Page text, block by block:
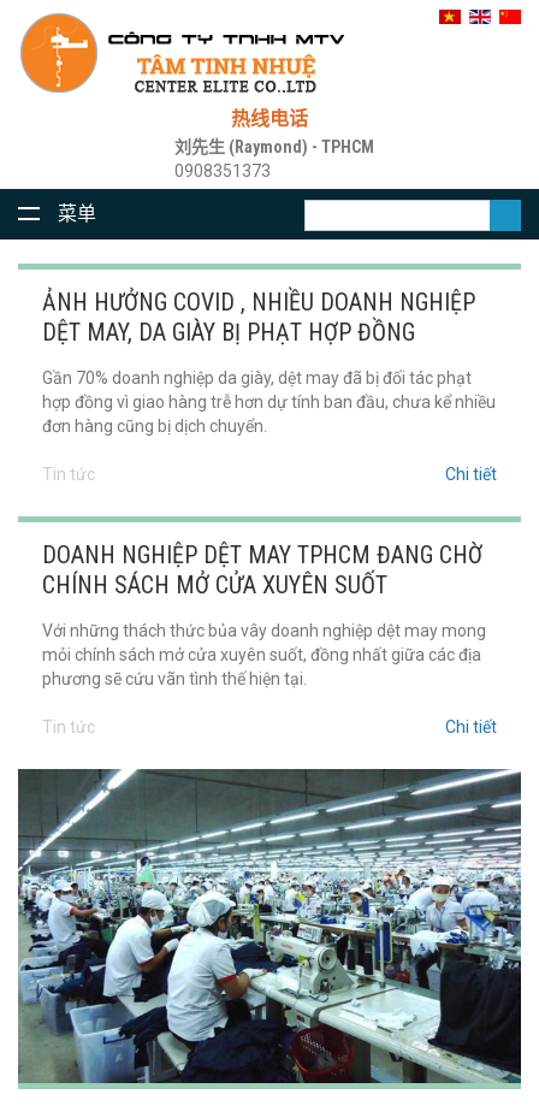
热线电话
刘先生 (Raymond) - TPHCM
0908351373
菜单
ẢNH HƯỞNG COVID , NHIỀU DOANH NGHIỆP
DỆT MAY, DA GIÀY BỊ PHẠT HỢP ĐỒNG
Gần 70% doanh nghiệp da giày, dệt may đã bị đối tác phạt
hợp đồng vì giao hàng trễ hơn dự tính ban đầu, chưa kể nhiều
đơn hàng cũng bị dịch chuyển.
Tin tức Chi tiết
DOANH NGHIỆP DỆT MAY TPHCM ĐANG CHỜ
CHÍNH SÁCH MỞ CỬA XUYÊN SUỐT
Với những thách thức bủa vây doanh nghiệp dệt may mong
mỏi chính sách mở cửa xuyên suốt, đồng nhất giữa các địa
phương sẽ cứu vãn tình thế hiện tại.
Tin tức Chi tiết